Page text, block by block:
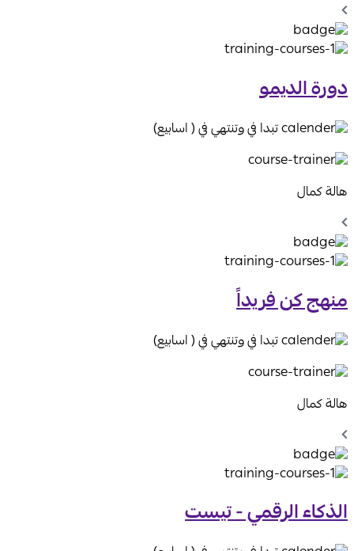
Chevron
Left
Icon
دورة الديمو
تبدا في وتنتهي في ( اسابيع)
هالة كمال
Chevron
Left
Icon
منهج كن فريداً
تبدا في وتنتهي في ( اسابيع)
هالة كمال
Chevron
Left
Icon
الذكاء الرقمي - تيست